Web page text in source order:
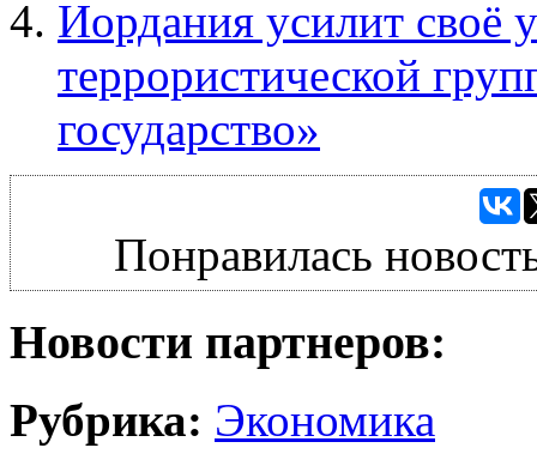
Иордания усилит своё
террористической
государство»
Понравилась
Новости партнеров:
Рубрика: Экономика